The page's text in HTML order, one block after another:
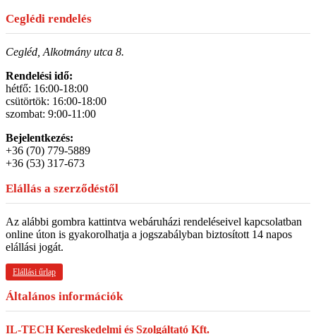
Ceglédi rendelés
Cegléd, Alkotmány utca 8.
Rendelési idő:
hétfő: 16:00-18:00
csütörtök: 16:00-18:00
szombat: 9:00-11:00
Bejelentkezés:
+36 (70) 779-5889
+36 (53) 317-673
Elállás a szerződéstől
Az alábbi gombra kattintva webáruházi rendeléseivel kapcsolatban
online úton is gyakorolhatja a jogszabályban biztosított 14 napos
elállási jogát.
Elállási űrlap
Általános információk
IL-TECH Kereskedelmi és Szolgáltató Kft.